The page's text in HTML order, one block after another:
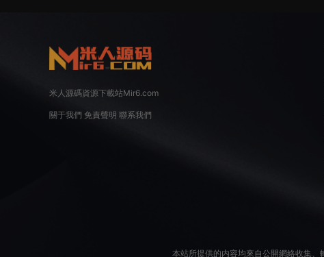
米人源碼資源下載站Mir6.com
關于我們 免責聲明 聯系我們
本站所提供的内容均來自公開網絡收集、